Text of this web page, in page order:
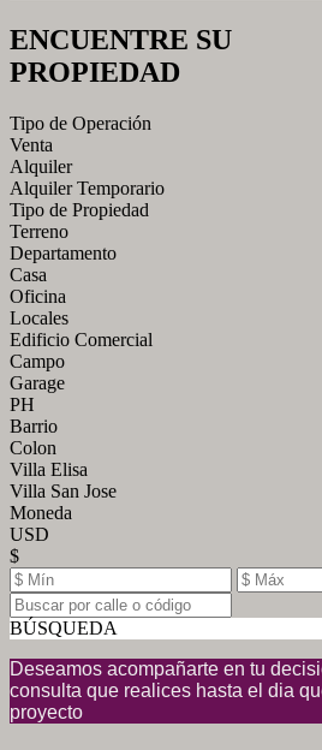
ENCUENTRE SU
PROPIEDAD
Tipo de Operación
Venta
Alquiler
Alquiler Temporario
Tipo de Propiedad
Terreno
Departamento
Casa
Oficina
Locales
Edificio Comercial
Campo
Garage
PH
Barrio
Colon
Villa Elisa
Villa San Jose
Moneda
USD
$
BÚSQUEDA
Deseamos acompañarte en tu
consulta que realices hasta el dia
proyecto